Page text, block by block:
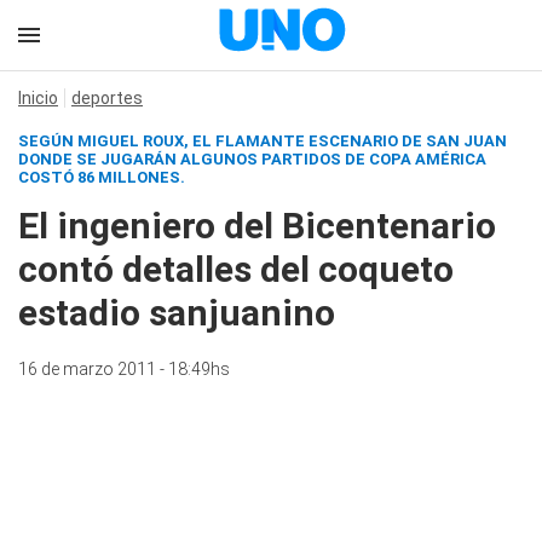
Inicio deportes
SEGÚN MIGUEL ROUX, EL FLAMANTE ESCENARIO DE SAN JUAN
DONDE SE JUGARÁN ALGUNOS PARTIDOS DE COPA AMÉRICA
COSTÓ 86 MILLONES.
El ingeniero del Bicentenario
contó detalles del coqueto
estadio sanjuanino
16 de marzo 2011 - 18:49hs